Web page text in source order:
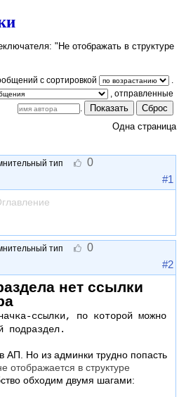
"Не отображать в структуре
с сортировкой
Показать
Сброс
Одна страница
тип 0
#1
тип 0
#2
нет ссылки
ссылки, по которой можно
подраздел.
АП. Но из админки трудно попасть
отображается в структуре
обходим двумя шагами: